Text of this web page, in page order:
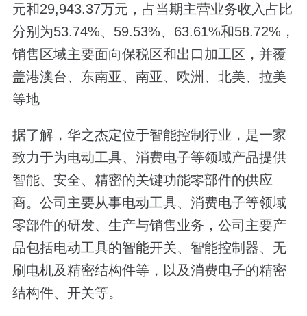
元和29,943.37万元，占当期主营业务收入占比
分别为53.74%、59.53%、63.61%和58.72%，
销售区域主要面向保税区和出口加工区，并覆
盖港澳台、东南亚、南亚、欧洲、北美、拉美
等地
据了解，华之杰定位于智能控制行业，是一家
致力于为电动工具、消费电子等领域产品提供
智能、安全、精密的关键功能零部件的供应
商。公司主要从事电动工具、消费电子等领域
零部件的研发、生产与销售业务，公司主要产
品包括电动工具的智能开关、智能控制器、无
刷电机及精密结构件等，以及消费电子的精密
结构件、开关等。